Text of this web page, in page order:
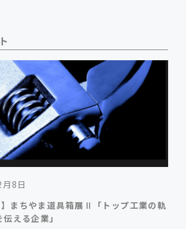
8日
】まちやま道具箱展Ⅱ「トップ工業の軌
える企業」